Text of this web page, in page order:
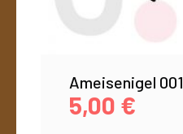
Ameisenigel 001
5,00 €